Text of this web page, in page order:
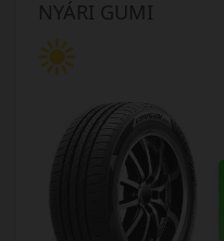
NYÁRI GUMI